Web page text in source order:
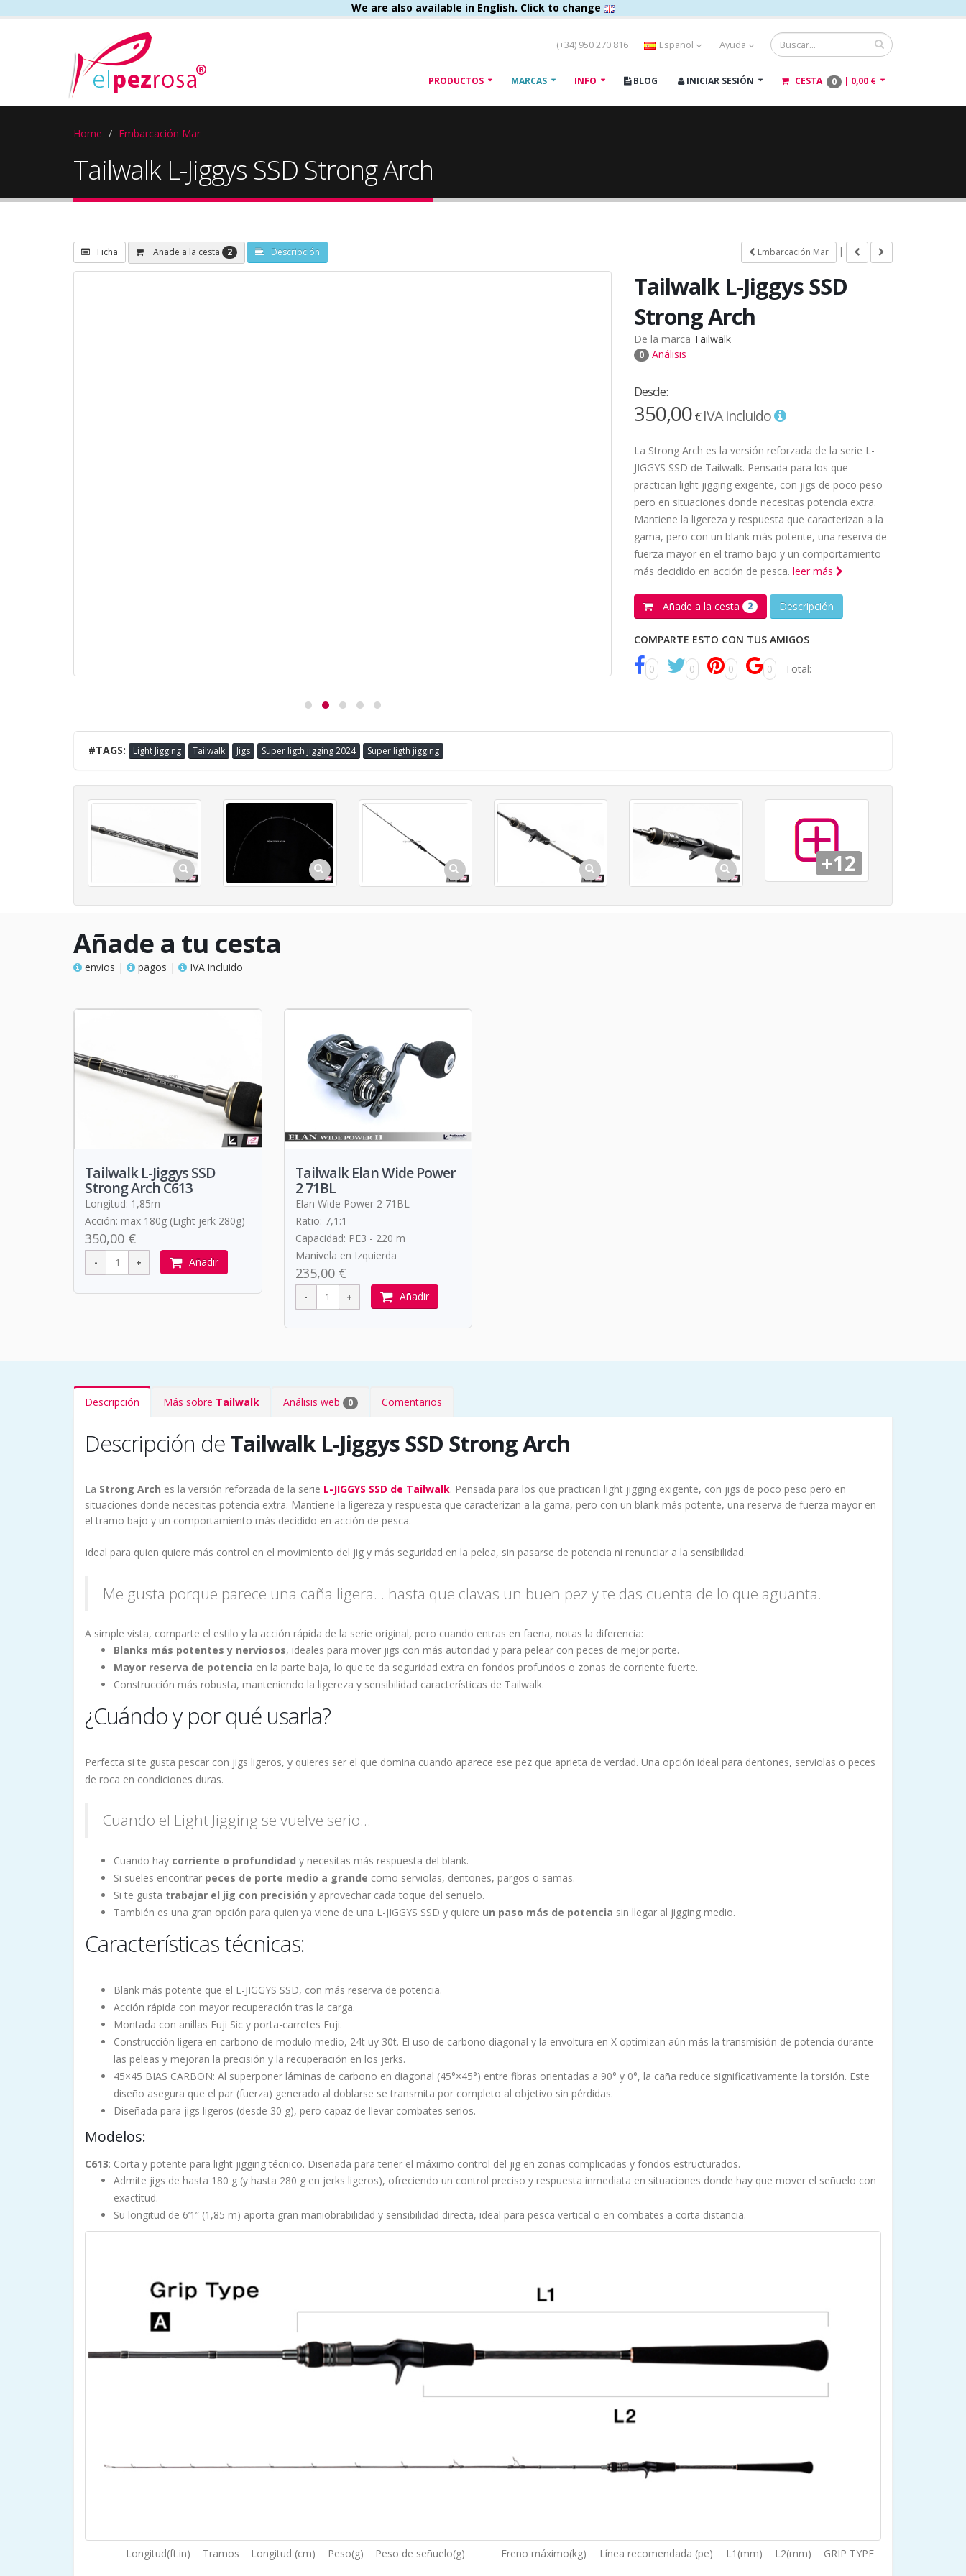
We are also available in English. Click to change
(+34) 950 270 816 Español Ayuda
PRODUCTOS MARCAS INFO BLOG INICIAR SESIÓN CESTA 0 | 0,00 €
Home Embarcación Mar
Tailwalk L-Jiggys SSD Strong Arch
Ficha Añade a la cesta 2 Descripción Embarcación Mar |
Tailwalk L-Jiggys SSD
Strong Arch
De la marca Tailwalk
0 Análisis
Desde:
350,00€IVA incluido
La Strong Arch es la versión reforzada de la serie L-
JIGGYS SSD de Tailwalk. Pensada para los que
practican light jigging exigente, con jigs de poco peso
pero en situaciones donde necesitas potencia extra.
Mantiene la ligereza y respuesta que caracterizan a la
gama, pero con un blank más potente, una reserva de
fuerza mayor en el tramo bajo y un comportamiento
más decidido en acción de pesca. leer más
Añade a la cesta 2 Descripción
COMPARTE ESTO CON TUS AMIGOS
0 0 0 0 Total:
#TAGS: Light Jigging Tailwalk Jigs Super ligth jigging 2024 Super ligth jigging
+12
Añade a tu cesta
envios | pagos | IVA incluido
Tailwalk L-Jiggys SSD
Strong Arch C613
Longitud: 1,85m
Acción: max 180g (Light jerk 280g)
350,00 €
Añadir
Tailwalk Elan Wide Power
2 71BL
Elan Wide Power 2 71BL
Ratio: 7,1:1
Capacidad: PE3 - 220 m
Manivela en Izquierda
235,00 €
Añadir
Descripción Más sobre Tailwalk Análisis web 0 Comentarios
Descripción deTailwalk L-Jiggys SSD Strong Arch
La Strong Arch es la versión reforzada de la serie L-JIGGYS SSD de Tailwalk. Pensada para los que practican light jigging exigente, con jigs de poco peso pero en
situaciones donde necesitas potencia extra. Mantiene la ligereza y respuesta que caracterizan a la gama, pero con un blank más potente, una reserva de fuerza mayor en
el tramo bajo y un comportamiento más decidido en acción de pesca.
Ideal para quien quiere más control en el movimiento del jig y más seguridad en la pelea, sin pasarse de potencia ni renunciar a la sensibilidad.
Me gusta porque parece una caña ligera… hasta que clavas un buen pez y te das cuenta de lo que aguanta.
A simple vista, comparte el estilo y la acción rápida de la serie original, pero cuando entras en faena, notas la diferencia:
Blanks más potentes y nerviosos, ideales para mover jigs con más autoridad y para pelear con peces de mejor porte.
Mayor reserva de potencia en la parte baja, lo que te da seguridad extra en fondos profundos o zonas de corriente fuerte.
Construcción más robusta, manteniendo la ligereza y sensibilidad características de Tailwalk.
¿Cuándo y por qué usarla?
Perfecta si te gusta pescar con jigs ligeros, y quieres ser el que domina cuando aparece ese pez que aprieta de verdad. Una opción ideal para dentones, serviolas o peces
de roca en condiciones duras.
Cuando el Light Jigging se vuelve serio...
Cuando hay corriente o profundidad y necesitas más respuesta del blank.
Si sueles encontrar peces de porte medio a grande como serviolas, dentones, pargos o samas.
Si te gusta trabajar el jig con precisión y aprovechar cada toque del señuelo.
También es una gran opción para quien ya viene de una L-JIGGYS SSD y quiere un paso más de potencia sin llegar al jigging medio.
Características técnicas:
Blank más potente que el L-JIGGYS SSD, con más reserva de potencia.
Acción rápida con mayor recuperación tras la carga.
Montada con anillas Fuji Sic y porta-carretes Fuji.
Construcción ligera en carbono de modulo medio, 24t uy 30t. El uso de carbono diagonal y la envoltura en X optimizan aún más la transmisión de potencia durante
las peleas y mejoran la precisión y la recuperación en los jerks.
45×45 BIAS CARBON: Al superponer láminas de carbono en diagonal (45°×45°) entre fibras orientadas a 90° y 0°, la caña reduce significativamente la torsión. Este
diseño asegura que el par (fuerza) generado al doblarse se transmita por completo al objetivo sin pérdidas.
Diseñada para jigs ligeros (desde 30 g), pero capaz de llevar combates serios.
Modelos:
C613: Corta y potente para light jigging técnico. Diseñada para tener el máximo control del jig en zonas complicadas y fondos estructurados.
Admite jigs de hasta 180 g (y hasta 280 g en jerks ligeros), ofreciendo un control preciso y respuesta inmediata en situaciones donde hay que mover el señuelo con
exactitud.
Su longitud de 6’1” (1,85 m) aporta gran maniobrabilidad y sensibilidad directa, ideal para pesca vertical o en combates a corta distancia.
Longitud(ft.in) Tramos Longitud (cm) Peso(g) Peso de señuelo(g) Freno máximo(kg) Línea recomendada (pe) L1(mm) L2(mm)
GRIP TYPE